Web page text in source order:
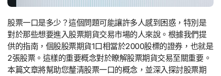
股票一口是多少？這個問題可能讓許多人感到困惑，特別是
對於那些想要進入股票期貨交易市場的人來說。根據我們提
供的指南，個股股票期貨1口相當於2000股標的證券，也就是
2張股票。這樣的重要概念對於瞭解股票期貨交易至關重要。
本篇文章將幫助您釐清股票一口的概念，並深入探討股票期